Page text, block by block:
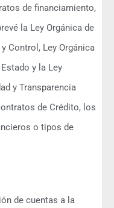
de financiamiento,
la Ley Orgánica de
Control, Ley Orgánica
y la Ley
y Transparencia
de Crédito, los
o tipos de
de cuentas a la